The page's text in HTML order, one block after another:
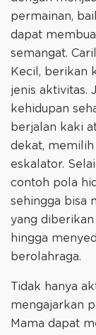
permainan,
dapat
semangat.
Kecil, berikan
jenis aktivitas.
kehidupan
berjalan kaki
dekat, memilih
eskalator.
contoh pola
sehingga bisa
yang
hingga
berolahraga.
Tidak hanya
mengajarkan
Mama dapat